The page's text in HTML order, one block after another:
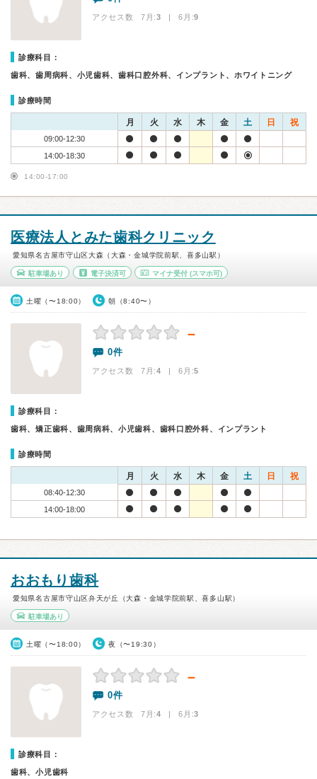
アクセス数 7月:3 | 6月:9
診療科目：
歯科、歯周病科、小児歯科、歯科口腔外科、インプラント、ホワイトニング
診療時間
月 火 水 木 金 土 日 祝
09:00-12:30
14:00-18:30
14:00-17:00
医療法人とみた歯科クリニック
愛知県名古屋市守山区大森（大森・金城学院前駅、喜多山駅）
駐車場あり 電子決済可 マイナ受付 (スマホ可)
土曜（〜18:00） 朝（8:40〜）
－
0件
アクセス数 7月:4 | 6月:5
診療科目：
歯科、矯正歯科、歯周病科、小児歯科、歯科口腔外科、インプラント
診療時間
月 火 水 木 金 土 日 祝
08:40-12:30
14:00-18:00
おおもり歯科
愛知県名古屋市守山区弁天が丘（大森・金城学院前駅、喜多山駅）
駐車場あり
土曜（〜18:00） 夜（〜19:30）
－
0件
アクセス数 7月:4 | 6月:3
診療科目：
歯科、小児歯科